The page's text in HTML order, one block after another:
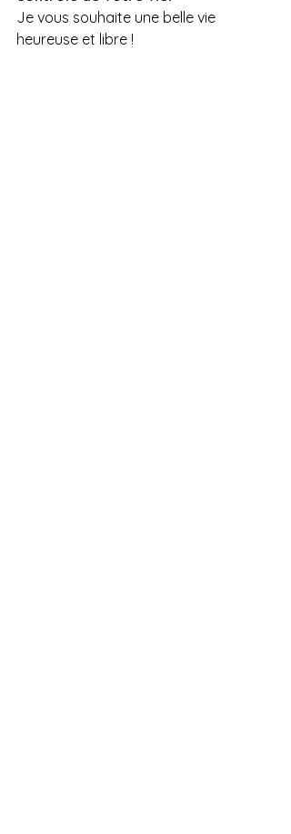
Je vous souhaite une belle vie
heureuse et libre !